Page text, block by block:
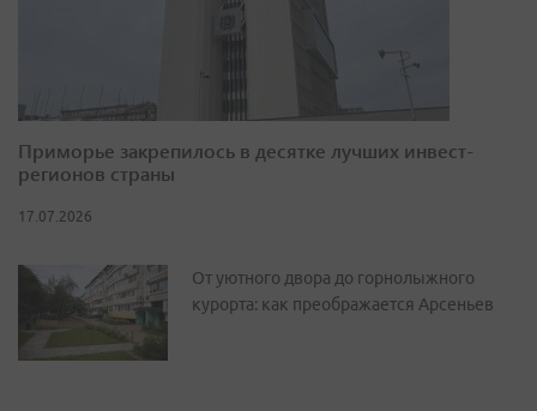
Приморье закрепилось в десятке лучших инвест-
регионов страны
17.07.2026
От уютного двора до горнолыжного
курорта: как преображается Арсеньев